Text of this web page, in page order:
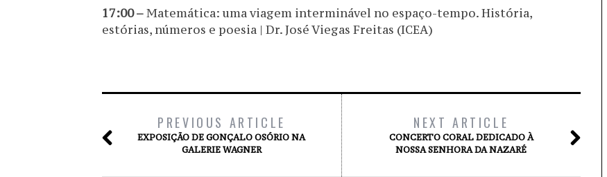
17:00 –Matemática: uma viagem interminável no espaço-tempo. História,
estórias, números e poesia | Dr. José Viegas Freitas (ICEA)
PREVIOUS ARTICLE
EXPOSIÇÃO DE GONÇALO OSÓRIO NA
GALERIE WAGNER
NEXT ARTICLE
CONCERTO CORAL DEDICADO À
NOSSA SENHORA DA NAZARÉ